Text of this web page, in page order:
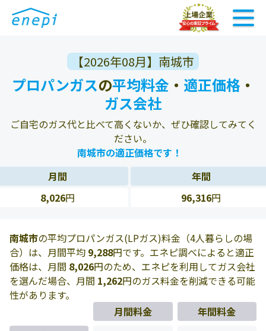
【2026年08月】南城市
プロパンガスの平均料金 ・ 適正価格 ・
ガス会社
ご自宅のガス代と比べて高くないか、ぜひ確認してみてく
ださい。
南城市の適正価格です！
月間
年間
8,026円 96,316円
南城市の平均プロパンガス(LPガス)料金（4人暮らしの場
合）は、月間平均 9,288円です。エネピ調べによると適正
価格は、月間 8,026円のため、エネピを利用してガス会社
を選んだ場合、月間 1,262円のガス料金を削減できる可能
性があります。
月間料金
年間料金